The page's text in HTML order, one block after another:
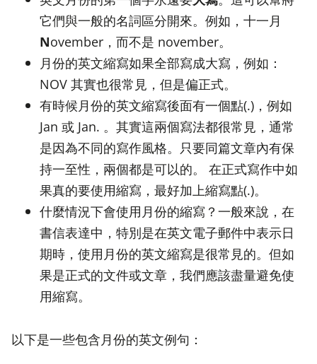
它們與一般的名詞區分開來。例如，十一月
November，而不是 november。
月份的英文縮寫如果全部寫成大寫，例如：
NOV 其實也很常見，但是偏正式。
有時候月份的英文縮寫後面有一個點(.)，例如
Jan 或 Jan. 。其實這兩個寫法都很常見，通常
是因為不同的寫作風格。只要同篇文章內有保
持一至性，兩個都是可以的。 在正式寫作中如
果真的要使用縮寫，最好加上縮寫點(.)。
什麼情況下會使用月份的縮寫？一般來說，在
書信表達中，特別是在英文電子郵件中表示日
期時，使用月份的英文縮寫是很常見的。但如
果是正式的文件或文章，我們應該盡量避免使
用縮寫。
以下是一些包含月份的英文例句：